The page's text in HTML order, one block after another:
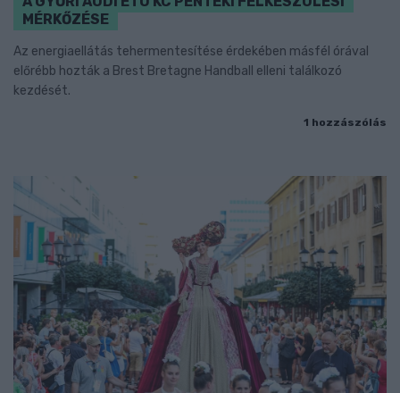
MÉRKŐZÉSE
Az energiaellátás tehermentesítése érdekében másfél órával
előrébb hozták a Brest Bretagne Handball elleni találkozó
kezdését.
1 hozzászólás